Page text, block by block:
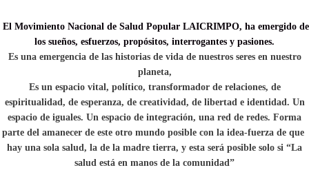
El Movimiento Nacional de Salud Popular LAICRIMPO, ha emergido de
los sueños, esfuerzos, propósitos, interrogantes y pasiones.
Es una emergencia de las historias de vida de nuestros seres en nuestro
planeta,
Es un espacio vital, político, transformador de relaciones, de
espiritualidad, de esperanza, de creatividad, de libertad e identidad. Un
espacio de iguales. Un espacio de integración, una red de redes. Forma
parte del amanecer de este otro mundo posible con la idea-fuerza de que
hay una sola salud, la de la madre tierra, y esta será posible solo si “La
salud está en manos de la comunidad”